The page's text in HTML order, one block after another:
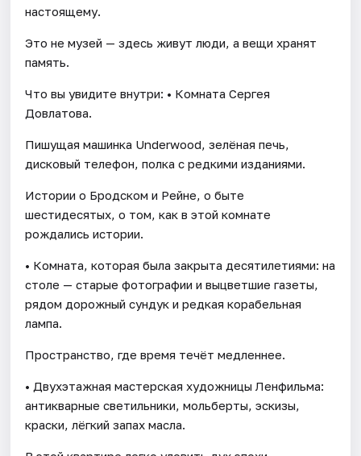
настоящему.
Это не музей — здесь живут люди, а вещи хранят
память.
Что вы увидите внутри: • Комната Сергея
Довлатова.
Пишущая машинка Underwood, зелёная печь,
дисковый телефон, полка с редкими изданиями.
Истории о Бродском и Рейне, о быте
шестидесятых, о том, как в этой комнате
рождались истории.
• Комната, которая была закрыта десятилетиями: на
столе — старые фотографии и выцветшие газеты,
рядом дорожный сундук и редкая корабельная
лампа.
Пространство, где время течёт медленнее.
• Двухэтажная мастерская художницы Ленфильма:
антикварные светильники, мольберты, эскизы,
краски, лёгкий запах масла.